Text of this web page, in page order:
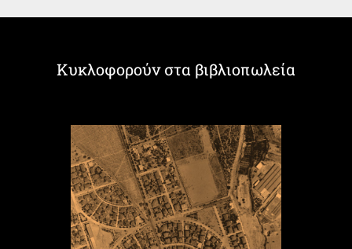
Κυκλοφορούν στα βιβλιοπωλεία